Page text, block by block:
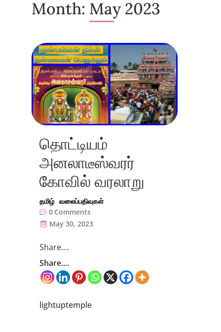
Month: May 2023
தொட்டியம்
அனலாடீஸ்வரர்
கோவில் வரலாறு
தமிழ் வலைப்பதிவுகள்
0 Comments
May 30, 2023
Share….
Share....
lightuptemple